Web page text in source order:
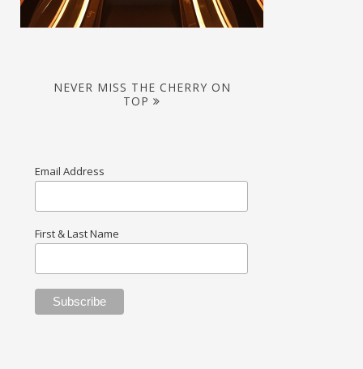
NEVER MISS THE CHERRY ON
TOP
Email Address
First & Last Name